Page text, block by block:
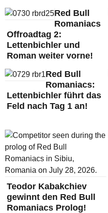
Red Bull
Romaniacs
Offroadtag 2:
Lettenbichler und
Roman weiter vorne!
Red Bull
Romaniacs:
Lettenbichler führt das
Feld nach Tag 1 an!
Teodor Kabakchiev
gewinnt den Red Bull
Romaniacs Prolog!